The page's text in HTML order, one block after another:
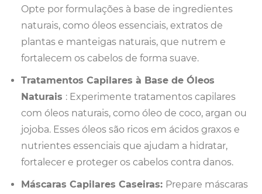
Opte por formulações à base de ingredientes
naturais, como óleos essenciais, extratos de
plantas e manteigas naturais, que nutrem e
fortalecem os cabelos de forma suave.
Tratamentos Capilares à Base de Óleos
Naturais : Experimente tratamentos capilares
com óleos naturais, como óleo de coco, argan ou
jojoba. Esses óleos são ricos em ácidos graxos e
nutrientes essenciais que ajudam a hidratar,
fortalecer e proteger os cabelos contra danos.
Máscaras Capilares Caseiras: Prepare máscaras